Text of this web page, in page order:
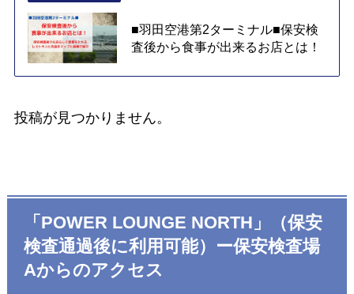
■羽田空港第2ターミナル■保安検
査後から食事が出来るお店とは！
投稿が見つかりません。
「POWER LOUNGE NORTH」（保安
検査通過後に利用可能）ー保安検査場
Aからのアクセス